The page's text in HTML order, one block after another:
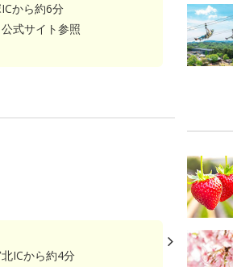
から約6分
式サイト参照
ICから約4分